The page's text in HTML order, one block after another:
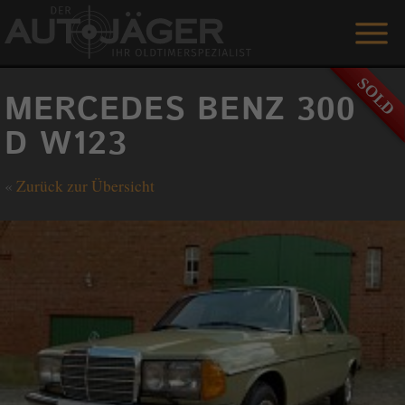
ANGEBOTE
REFERENZEN
DER AUTOJÄGER
GÄSTEBUCH
KONTAKT
ENGLISH
0 1515 / 466 66 80
MERCEDES BENZ 300
D W123
« Zurück zur Übersicht